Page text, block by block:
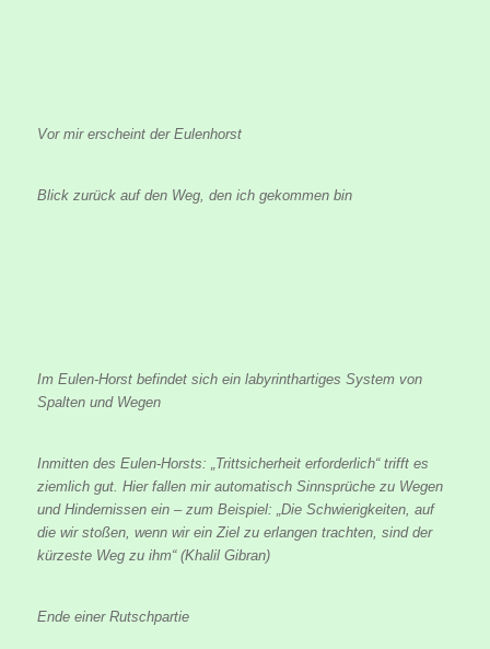
Vor mir erscheint der Eulenhorst
Blick zurück auf den Weg, den ich gekommen bin
Im Eulen-Horst befindet sich ein labyrinthartiges System von
Spalten und Wegen
Inmitten des Eulen-Horsts: „Trittsicherheit erforderlich“ trifft es
ziemlich gut. Hier fallen mir automatisch Sinnsprüche zu Wegen
und Hindernissen ein – zum Beispiel: „Die Schwierigkeiten, auf
die wir stoßen, wenn wir ein Ziel zu erlangen trachten, sind der
kürzeste Weg zu ihm“ (Khalil Gibran)
Ende einer Rutschpartie